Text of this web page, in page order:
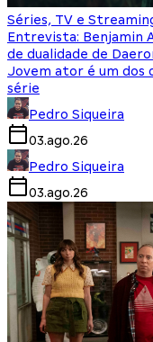
Séries, TV e
Entrevista: Benjamin
de dualidade de
Jovem ator é um dos
série
Pedro Siqueira
03.ago.26
Pedro Siqueira
03.ago.26